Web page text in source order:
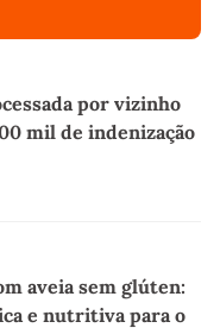
por vizinho
mil de indenização
aveia sem glúten:
e nutritiva para o